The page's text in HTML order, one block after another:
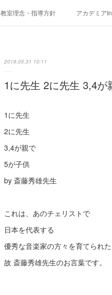
教室理念・指導方針 アカデミア
2019.05.31 10:11
1に先生 2に先生 3,4
1に先生
2に先生
3,4が親で
5が子供
by 斎藤秀雄先生
これは、あのチェリストで
日本を代表する
優秀な音楽家の方々を育てられた
故 斎藤秀雄先生のお言葉です。